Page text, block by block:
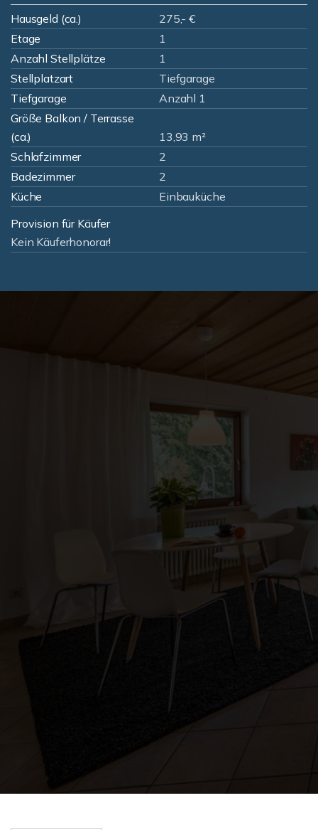
Hausgeld (ca.)
275,- €
Etage
1
Anzahl Stellplätze
1
Stellplatzart
Tiefgarage
Tiefgarage
Anzahl 1
Größe Balkon / Terrasse
(ca.)
13,93 m²
Schlafzimmer
2
Badezimmer
2
Küche
Einbauküche
Provision für Käufer
Kein Käuferhonorar!